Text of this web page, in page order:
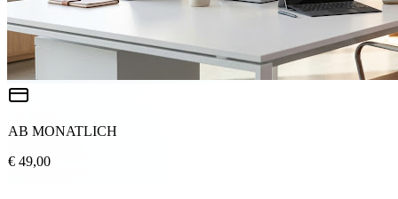
AB MONATLICH
€ 49,00